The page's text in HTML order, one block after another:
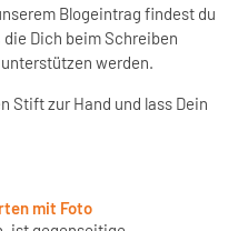
Blogeintrag findest du
Dich beim Schreiben
werden.
Stift zur Hand und lass Dein
mit Foto